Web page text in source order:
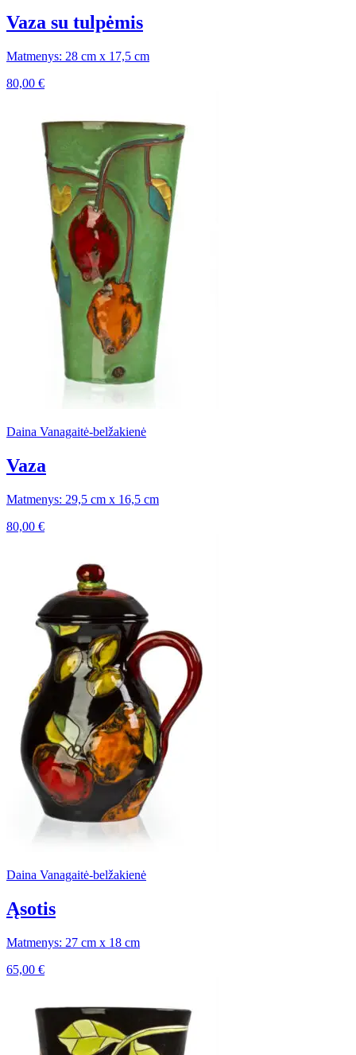
Vaza su tulpėmis
Matmenys: 28 cm x 17,5 cm
80,00 €
Daina Vanagaitė-belžakienė
Vaza
Matmenys: 29,5 cm x 16,5 cm
80,00 €
Daina Vanagaitė-belžakienė
Ąsotis
Matmenys: 27 cm x 18 cm
65,00 €